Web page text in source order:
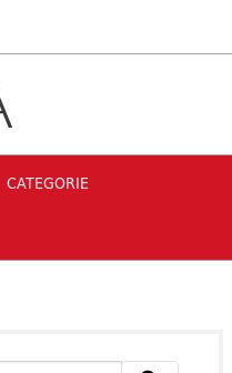
CATEGORIE